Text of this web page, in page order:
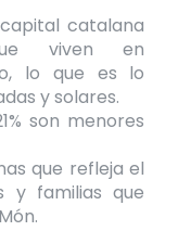
catalana
viven en
o, lo que es lo
y solares.
son menores
que refleja el
y familias que